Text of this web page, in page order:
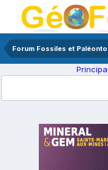
Forum Fossiles et